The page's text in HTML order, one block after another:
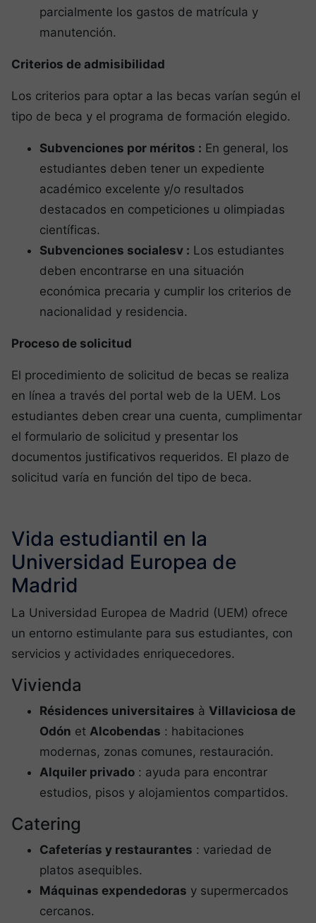
parcialmente los gastos de matrícula y
manutención.
Criterios de admisibilidad
Los criterios para optar a las becas varían según el
tipo de beca y el programa de formación elegido.
Subvenciones por méritos : En general, los
estudiantes deben tener un expediente
académico excelente y/o resultados
destacados en competiciones u olimpiadas
científicas.
Subvenciones socialesv : Los estudiantes
deben encontrarse en una situación
económica precaria y cumplir los criterios de
nacionalidad y residencia.
Proceso de solicitud
El procedimiento de solicitud de becas se realiza
en línea a través del portal web de la UEM. Los
estudiantes deben crear una cuenta, cumplimentar
el formulario de solicitud y presentar los
documentos justificativos requeridos. El plazo de
solicitud varía en función del tipo de beca.
Vida estudiantil en la
Universidad Europea de
Madrid
La Universidad Europea de Madrid (UEM) ofrece
un entorno estimulante para sus estudiantes, con
servicios y actividades enriquecedores.
Vivienda
Résidences universitaires à Villaviciosa de
Odón et Alcobendas : habitaciones
modernas, zonas comunes, restauración.
Alquiler privado : ayuda para encontrar
estudios, pisos y alojamientos compartidos.
Catering
Cafeterías y restaurantes : variedad de
platos asequibles.
Máquinas expendedoras y supermercados
cercanos.